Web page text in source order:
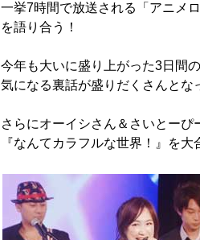
一挙7時間で放送される「アニメ
を語り合う！
今年も大いに盛り上がった3日間
気になる裏話が盛りだくさんとな
さらにオーイシさん＆さいとー
『なんてカラフルな世界！』を大